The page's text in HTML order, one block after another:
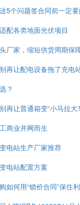
5个问题签合同前一定
配各类地面光伏项目
厂家，缩短供货周期保
再让配电设备拖了充电
？
再让普通箱变“小马拉大
商业并网而生
电站生产厂家推荐
电站配置方案
如何用“锁价合同”保住